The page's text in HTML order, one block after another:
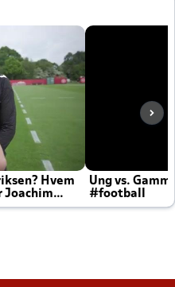
Hvem
Joachim
Ung vs.
#football